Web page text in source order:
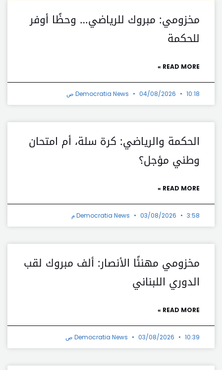
مخزومي: مبروك للرياضي… وحظًا أوفر
للحكمة
READ MORE »
Democratia News 04/08/2026 10:18 ص
الحكمة والرياضي: كرة سلة، أم امتحان
وطني مؤجل؟
READ MORE »
Democratia News 03/08/2026 3:58 م
مخزومي مهنئًا الأنصار: ألف مبروك لقب
الدوري اللبناني
READ MORE »
Democratia News 03/08/2026 10:39 ص